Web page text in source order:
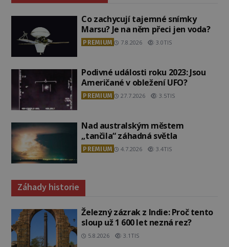
Co zachycují tajemné snímky
Marsu? Je na něm přeci jen voda?
PREMIUM 7.8.2026 3.0TIS
Podivné události roku 2023: Jsou
Američané v obležení UFO?
PREMIUM 27.7.2026 3.5TIS
Nad australským městem
„tančila“ záhadná světla
PREMIUM 4.7.2026 3.4TIS
Záhady historie
Železný zázrak z Indie: Proč tento
sloup už 1 600 let nezná rez?
5.8.2026 3.1TIS